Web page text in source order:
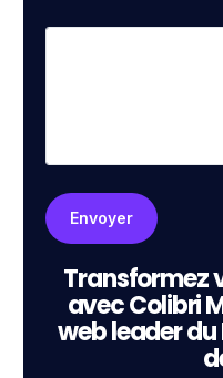
Transformez
avec Colibri
web leader